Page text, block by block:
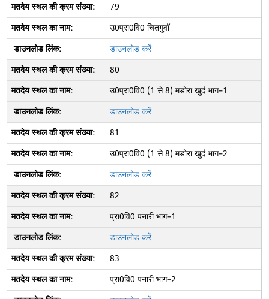
79
उ0प्रा0वि0 चितगुवॉ
डाउनलोड करें
80
उ0प्रा0वि0 (1 से 8) मडोरा खुर्द भाग–1
डाउनलोड करें
81
उ0प्रा0वि0 (1 से 8) मडोरा खुर्द भाग–2
डाउनलोड करें
82
प्रा0वि0 पनारी भाग–1
डाउनलोड करें
83
प्रा0वि0 पनारी भाग–2